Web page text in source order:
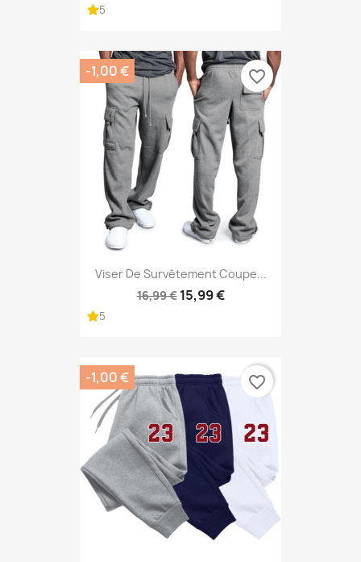
5
Viser De Survêtement Coupe...
16,99 € 15,99 €
5
-1,00 € favorite_border
-1,00 € favorite_border